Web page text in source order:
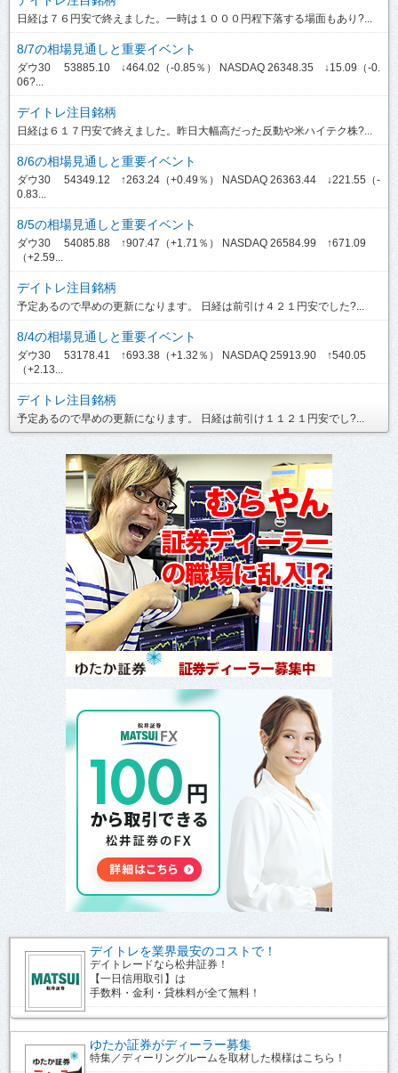
日経は７６円安で終えました。一時は１０００円程下落する場面もあり?...
8/7の相場見通しと重要イベント
ダウ30 53885.10 ↓464.02（-0.85％） NASDAQ 26348.35 ↓15.09（-0.
06?...
デイトレ注目銘柄
日経は６１７円安で終えました。昨日大幅高だった反動や米ハイテク株?...
8/6の相場見通しと重要イベント
ダウ30 54349.12 ↑263.24（+0.49％） NASDAQ 26363.44 ↓221.55（-
0.83...
8/5の相場見通しと重要イベント
ダウ30 54085.88 ↑907.47（+1.71％） NASDAQ 26584.99 ↑671.09
（+2.59...
デイトレ注目銘柄
予定あるので早めの更新になります。 日経は前引け４２１円安でした?...
8/4の相場見通しと重要イベント
ダウ30 53178.41 ↑693.38（+1.32％） NASDAQ 25913.90 ↑540.05
（+2.13...
デイトレ注目銘柄
予定あるので早めの更新になります。 日経は前引け１１２１円安でし?...
デイトレを業界最安のコストで！
デイトレードなら松井証券！
【一日信用取引】は
手数料・金利・貸株料が全て無料！
ゆたか証券がディーラー募集
特集／ディーリングルームを取材した模様はこちら！